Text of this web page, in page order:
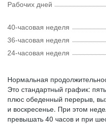
Рабочих дней
40-часовая неделя
36-часовая неделя
24-часовая неделя
Нормальная
Это стандартный график:
плюс обеденный перерыв,
и воскресенье. При этом
превышать 40 часов и при